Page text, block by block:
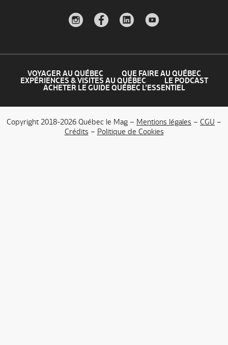
VOYAGER AU QUÉBEC
QUE FAIRE AU QUÉBEC
EXPÉRIENCES & VISITES AU QUÉBEC
LE PODCAST
ACHETER LE GUIDE QUÉBEC L’ESSENTIEL
Copyright 2018-2026 Québec le Mag – Mentions légales – CGU –
Crédits – Politique de Cookies